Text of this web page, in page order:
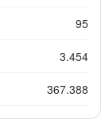
95
3.454
367.388